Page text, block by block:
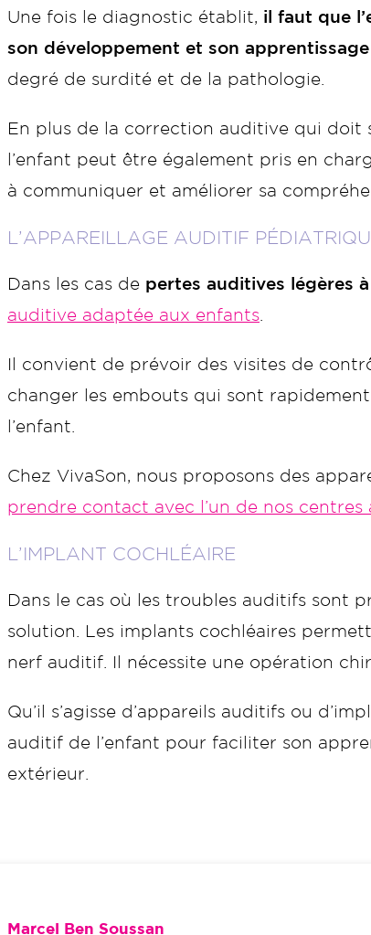
Une fois le diagnostic établit, il faut que
son développement et son
degré de surdité et de la pathologie.
En plus de la correction auditive qui doit
l’enfant peut être également pris en
à communiquer et améliorer sa
L’APPAREILLAGE AUDITIF
Dans les cas de pertes auditives légères à
auditive adaptée aux enfants
Il convient de prévoir des visites de
changer les embouts qui sont
l’enfant.
Chez VivaSon, nous proposons des
prendre contact avec l’un de nos centres
L’IMPLANT COCHLÉAIRE
Dans le cas où les troubles auditifs sont
solution. Les implants cochléaires
nerf auditif. Il nécessite une opération
Qu’il s’agisse d’appareils auditifs ou
auditif de l’enfant pour faciliter son
extérieur.
Marcel Ben Soussan